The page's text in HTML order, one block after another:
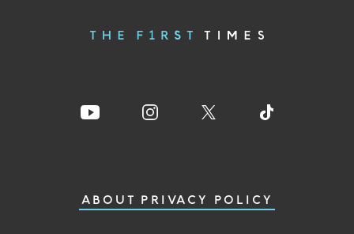
ABOUT PRIVACY POLICY